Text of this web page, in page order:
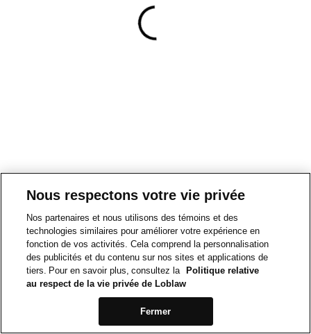
Nous respectons votre vie privée
Nos partenaires et nous utilisons des témoins et des
technologies similaires pour améliorer votre expérience en
fonction de vos activités. Cela comprend la personnalisation
des publicités et du contenu sur nos sites et applications de
tiers. Pour en savoir plus, consultez la
Politique relative
au respect de la vie privée de Loblaw
Fermer